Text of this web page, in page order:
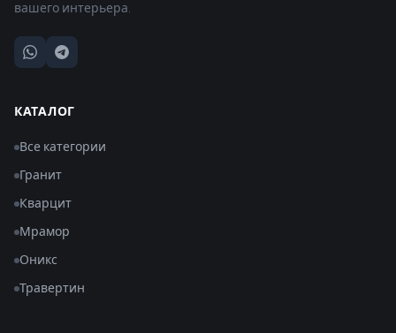
вашего интерьера.
КАТАЛОГ
Все категории
Гранит
Кварцит
Мрамор
Оникс
Травертин